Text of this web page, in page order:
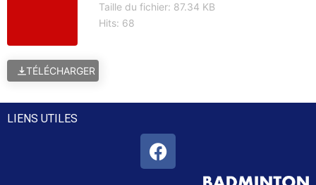
Taille du fichier: 87.34 KB
Hits: 68
TÉLÉCHARGER
LIENS UTILES